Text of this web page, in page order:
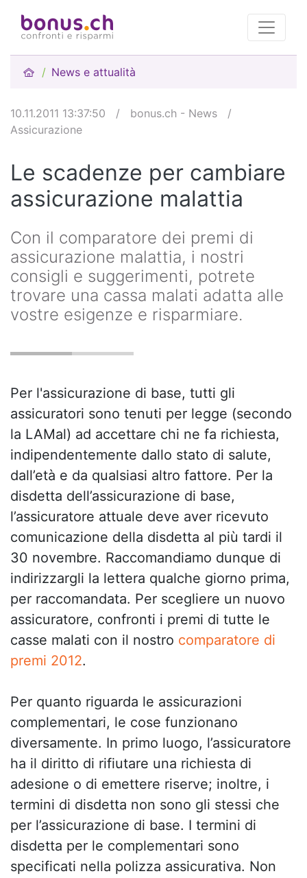
News e attualità
10.11.2011 13:37:50 / bonus.ch - News
/
Assicurazione
Le scadenze per cambiare
assicurazione malattia
Con il comparatore dei premi di
assicurazione malattia, i nostri
consigli e suggerimenti, potrete
trovare una cassa malati adatta alle
vostre esigenze e risparmiare.
Per l'assicurazione di base, tutti gli
assicuratori sono tenuti per legge (secondo
la LAMal) ad accettare chi ne fa richiesta,
indipendentemente dallo stato di salute,
dall’età e da qualsiasi altro fattore. Per la
disdetta dell’assicurazione di base,
l’assicuratore attuale deve aver ricevuto
comunicazione della disdetta al più tardi il
30 novembre. Raccomandiamo dunque di
indirizzargli la lettera qualche giorno prima,
per raccomandata. Per scegliere un nuovo
assicuratore, confronti i premi di tutte le
casse malati con il nostro comparatore di
premi 2012.
Per quanto riguarda le assicurazioni
complementari, le cose funzionano
diversamente. In primo luogo, l’assicuratore
ha il diritto di rifiutare una richiesta di
adesione o di emettere riserve; inoltre, i
termini di disdetta non sono gli stessi che
per l’assicurazione di base. I termini di
disdetta per le complementari sono
specificati nella polizza assicurativa. Non